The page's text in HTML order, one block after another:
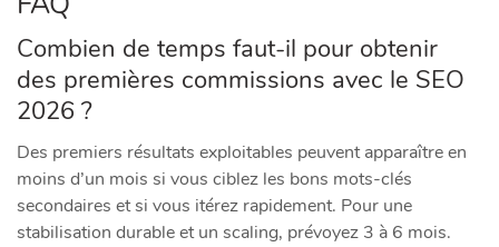
Combien de temps faut-il pour obtenir
des premières commissions avec le SEO
2026 ?
Des premiers résultats exploitables peuvent apparaître en
moins d’un mois si vous ciblez les bons mots-clés
secondaires et si vous itérez rapidement. Pour une
stabilisation durable et un scaling, prévoyez 3 à 6 mois.